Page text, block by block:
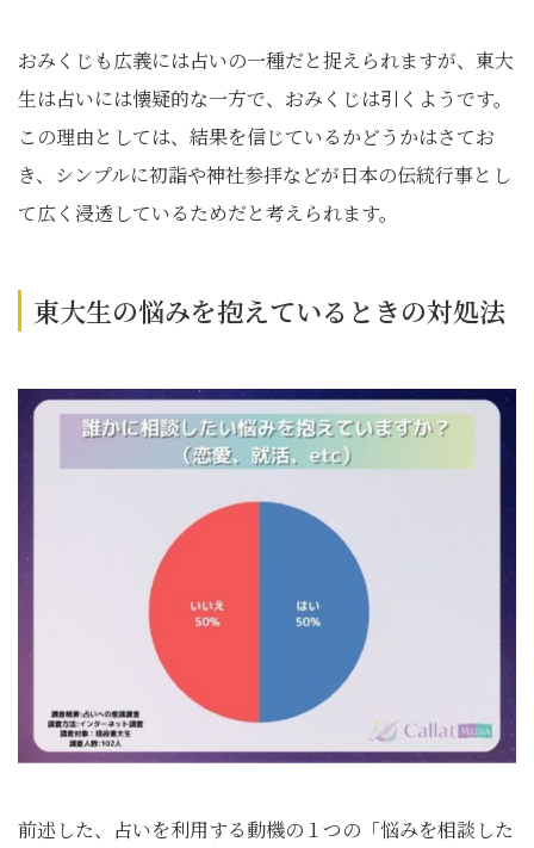
おみくじも広義には占いの一種だと捉えられますが、東大
生は占いには懐疑的な一方で、おみくじは引くようです。
この理由としては、結果を信じているかどうかはさてお
き、シンプルに初詣や神社参拝などが日本の伝統行事とし
て広く浸透しているためだと考えられます。
東大生の悩みを抱えているときの対処法
前述した、占いを利用する動機の１つの「悩みを相談した